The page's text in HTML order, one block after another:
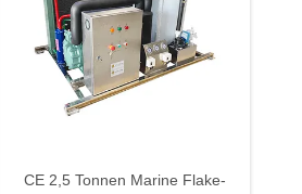
CE 2,5 Tonnen Marine Flake-